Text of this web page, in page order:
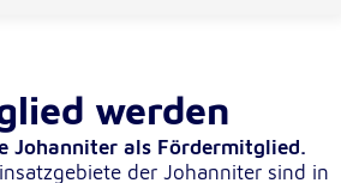
werden
Johanniter als Fördermitglied.
der Johanniter sind in
Cookie